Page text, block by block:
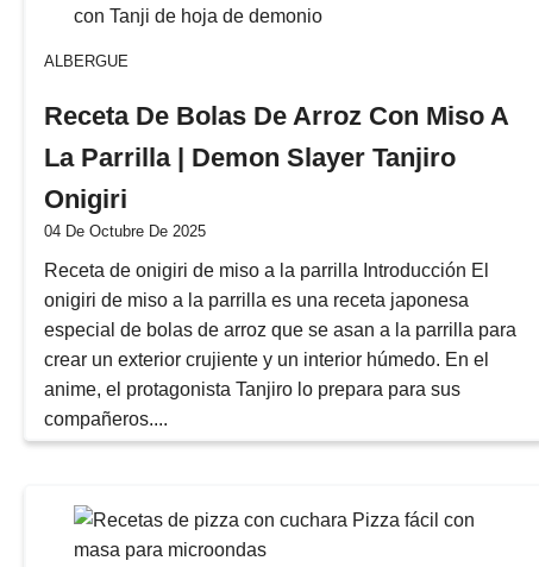
ALBERGUE
Receta De Bolas De Arroz Con Miso A
La Parrilla | Demon Slayer Tanjiro
Onigiri
04 De Octubre De 2025
Receta de onigiri de miso a la parrilla Introducción El
onigiri de miso a la parrilla es una receta japonesa
especial de bolas de arroz que se asan a la parrilla para
crear un exterior crujiente y un interior húmedo. En el
anime, el protagonista Tanjiro lo prepara para sus
compañeros....